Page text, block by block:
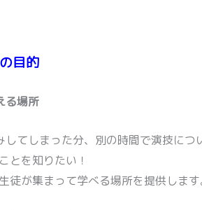
目的
る場所
してしまった分、別の時間で演技につ
とを知りたい！
徒が集まって学べる場所を提供します